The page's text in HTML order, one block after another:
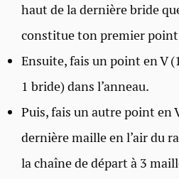
haut de la dernière bride
constitue ton premier point
Ensuite, fais un point en V
1 bride) dans l’anneau.
Puis, fais un autre point en
dernière maille en l’air du
la chaîne de départ à 3